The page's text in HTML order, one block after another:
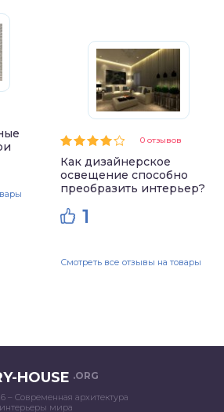
0 отзывов
Как дизайнерское
освещение способно
преобразить интерьер?
1
Смотреть все отзывы на товары
HOUSE .ORG
– Современная архитектура
мира